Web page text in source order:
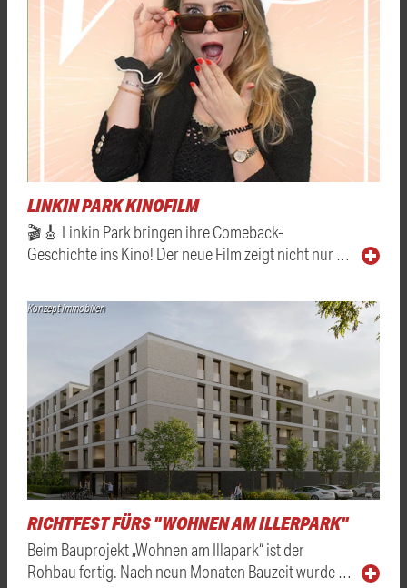
LINKIN PARK KINOFILM
🎬🎸 Linkin Park bringen ihre Comeback-
Geschichte ins Kino! Der neue Film zeigt nicht nur …
Konzept Immobilien
RICHTFEST FÜRS "WOHNEN AM ILLERPARK"
Beim Bauprojekt „Wohnen am Illapark“ ist der
Rohbau fertig. Nach neun Monaten Bauzeit wurde …